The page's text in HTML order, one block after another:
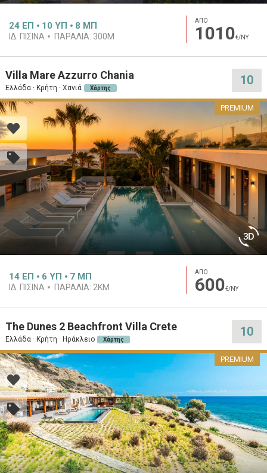
24 ΕΠ 10 ΥΠ 8 ΜΠ
ΙΔ. ΠΙΣΊΝΑ ΠΑΡΑΛΊΑ: 300M
ΑΠΟ
1010€/ΝΥ
Villa Mare Azzurro Chania
Ελλάδα · Κρήτη · Χανιά Χάρτης
10
PREMIUM
14 ΕΠ 6 ΥΠ 7 ΜΠ
ΙΔ. ΠΙΣΊΝΑ ΠΑΡΑΛΊΑ: 2KM
ΑΠΟ
600€/ΝΥ
The Dunes 2 Beachfront Villa Crete
Ελλάδα · Κρήτη · Ηράκλειο Χάρτης
10
PREMIUM